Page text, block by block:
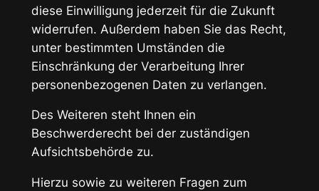
diese Einwilligung jederzeit für die Zukunft
widerrufen. Außerdem haben Sie das Recht,
unter bestimmten Umständen die
Einschränkung der Verarbeitung Ihrer
personenbezogenen Daten zu verlangen.
Des Weiteren steht Ihnen ein
Beschwerderecht bei der zuständigen
Aufsichtsbehörde zu.
Hierzu sowie zu weiteren Fragen zum